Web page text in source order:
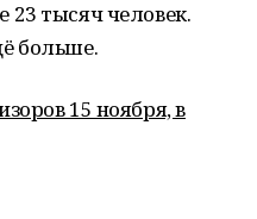
23 тысяч человек.
больше.
15 ноября, в